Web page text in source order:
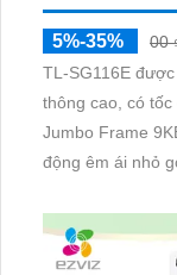
5%-35%
00
TL-SG116E
thông cao, có
Jumbo Frame
động êm ái nhỏ gọn. tiêu thụ điện năng thấp